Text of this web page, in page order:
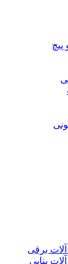
پیچ
آلات برقی
آلات بنایی